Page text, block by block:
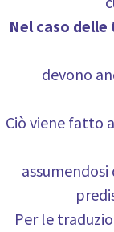
Nel caso
devono
Ciò viene fatto
Per le